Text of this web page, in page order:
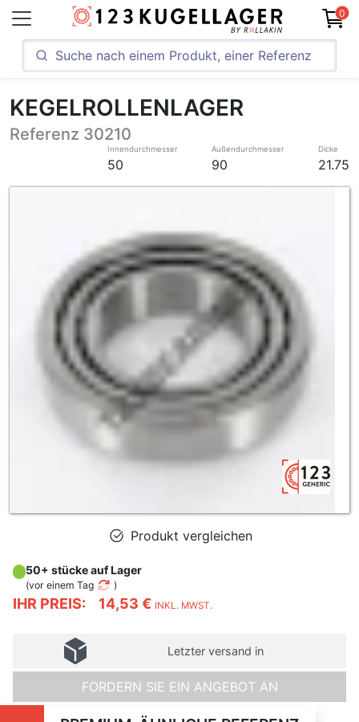
0
KEGELROLLENLAGER
Referenz 30210
Innendurchmesser
50
Außendurchmesser
90
Dicke
21.75
Produkt vergleichen
IHR PREIS: 14,53 € INKL. MWST.
50+ stücke auf Lager
(vor einem Tag )
Letzter versand in
FORDERN SIE EIN ANGEBOT AN